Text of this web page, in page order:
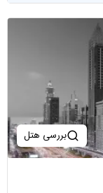
بررسی هتل